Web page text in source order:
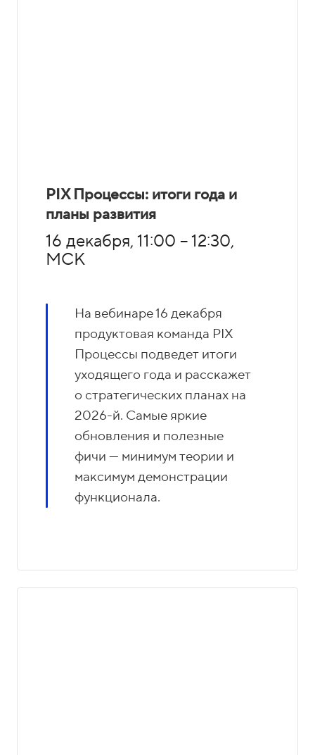
PIX Процессы: итоги года и
планы развития
16 декабря, 11:00 – 12:30,
МСК
На вебинаре 16 декабря
продуктовая команда PIX
Процессы подведет итоги
уходящего года и расскажет
о стратегических планах на
2026-й. Самые яркие
обновления и полезные
фичи — минимум теории и
максимум демонстрации
функционала.